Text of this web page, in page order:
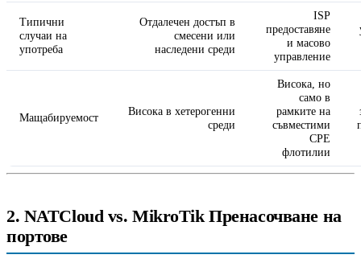
Типични
случаи на
употреба
Отдалечен достъп в
смесени или
наследени среди
ISP
предоставяне
и масово
управление
Мащабируемост
Висока в хетерогенни
среди
Висока, но
само в
рамките на
съвместими
CPE
флотилии
2. NATCloud vs. MikroTik Пренасочване на
портове